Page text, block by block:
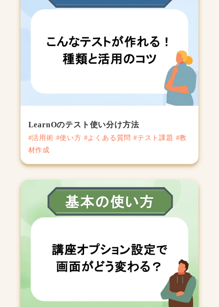
LearnOのテスト使い分け方法
#活用術 #使い方 #よくある質問 #テスト課題 #教
材作成